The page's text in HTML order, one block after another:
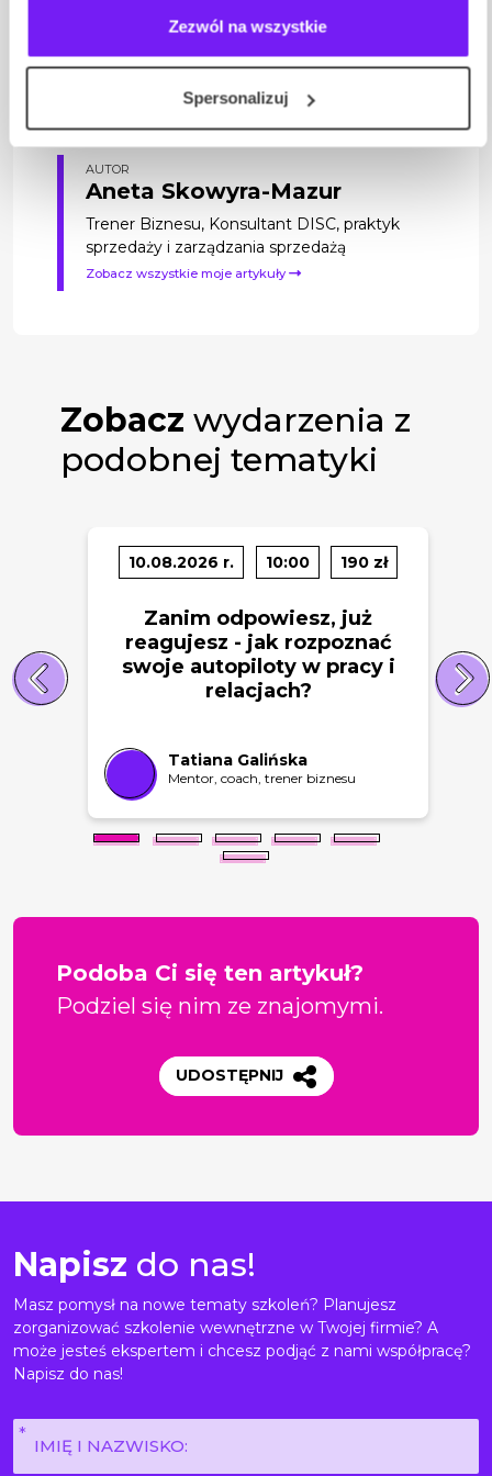
Zezwól na wszystkie
Spersonalizuj
gospodarki, przynosząc wiele korzyści
(ograniczenie kosztów, redukcja czynników
ryzyka, przyspieszenie realizacji procesów) i
przyczyniają się do uzyskania przewagi
konkurencyjnej w biznesie.
AUTOR
Aneta Skowyra-Mazur
Trener Biznesu, Konsultant DISC, praktyk
sprzedaży i zarządzania sprzedażą
Zobacz wszystkie moje artykuły
Zobacz wydarzenia z
podobnej tematyki
10.08.2026 r. 10:00 190 zł
Zanim odpowiesz, już
reagujesz - jak rozpoznać
swoje autopiloty w pracy i
relacjach?
Tatiana Galińska
Mentor, coach, trener biznesu
Podoba Ci się ten artykuł?
Podziel się nim ze znajomymi.
UDOSTĘPNIJ
Napisz do nas!
Masz pomysł na nowe tematy szkoleń? Planujesz
zorganizować szkolenie wewnętrzne w Twojej firmie? A
może jesteś ekspertem i chcesz podjąć z nami współpracę?
Napisz do nas!
Imię